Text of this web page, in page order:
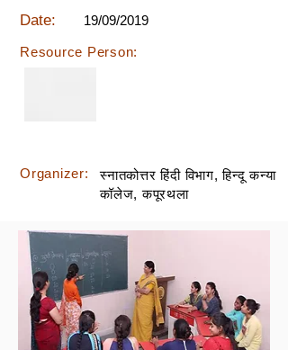
Date: 19/09/2019
Resource Person:
Organizer:
स्नातकोत्तर हिंदी विभाग, हिन्दू कन्या
कॉलेज, कपूरथला